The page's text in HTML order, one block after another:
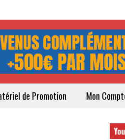
de Promotion Mon